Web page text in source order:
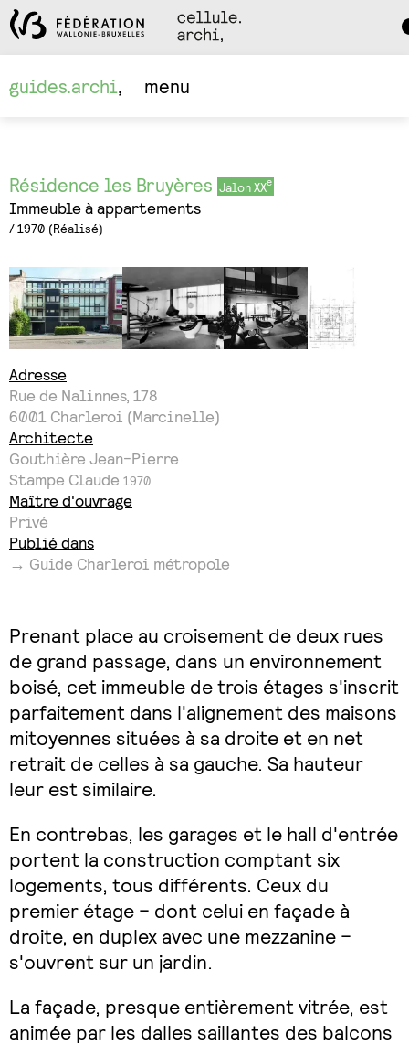
guides.archi
menu
Résidence les Bruyères Jalon XX
Immeuble à appartements
1970 Réalisé
Adresse
Rue de Nalinnes, 178
6001 Charleroi (Marcinelle)
Architecte
Gouthière Jean-Pierre
Stampe Claude 1970
Maître d'ouvrage
Privé
Publié dans
→ Guide Charleroi métropole
Prenant place au croisement de deux rues
de grand passage, dans un environnement
boisé, cet immeuble de trois étages s'inscrit
parfaitement dans l'alignement des maisons
mitoyennes situées à sa droite et en net
retrait de celles à sa gauche. Sa hauteur
leur est similaire.
En contrebas, les garages et le hall d'entrée
portent la construction comptant six
logements, tous différents. Ceux du
premier étage – dont celui en façade à
droite, en duplex avec une mezzanine –
s'ouvrent sur un jardin.
La façade, presque entièrement vitrée, est
animée par les dalles saillantes des balcons